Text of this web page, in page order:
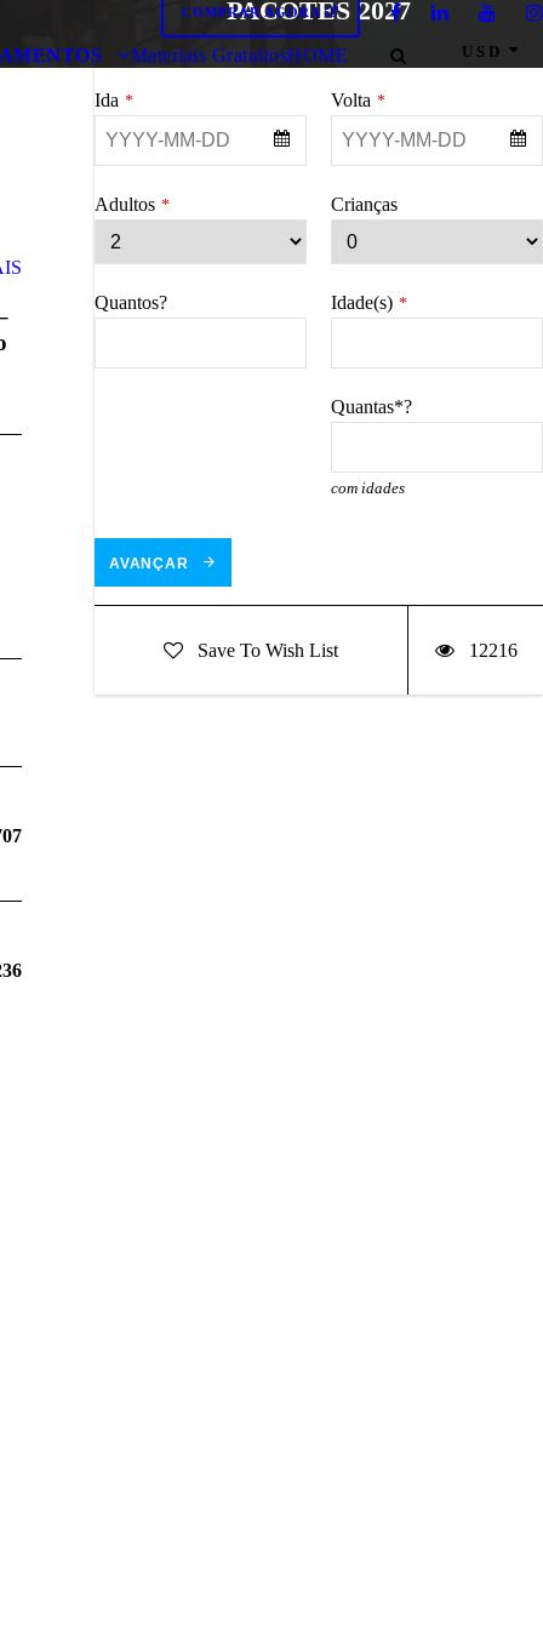
COMPRAR AGORA
Materiais GratuitosHOME USD
PACOTES 2027
Ida * Volta *
Adultos *
Quantos?
Crianças
Idade(s) *
Quantas*?
com idades
AVANÇAR
Save To Wish List 12216